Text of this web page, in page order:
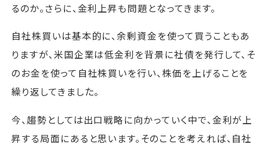
るのか。さらに、金利上昇も問題となってきます。
自社株買いは基本的に、余剰資金を使って買うこともあ
りますが、米国企業は低金利を背景に社債を発行して、そ
のお金を使って自社株買いを行い、株価を上げることを
繰り返してきました。
今、趨勢としては出口戦略に向かっていく中で、金利が上
昇する局面にあると思います。そのことを考えれば、自社